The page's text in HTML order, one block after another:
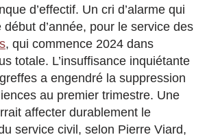
d’effectif. Un cri d’alarme qui
début d’année, pour le service des
, qui commence 2024 dans
totale. L’insuffisance inquiétante
a engendré la suppression
au premier trimestre. Une
affecter durablement le
service civil, selon Pierre Viard,